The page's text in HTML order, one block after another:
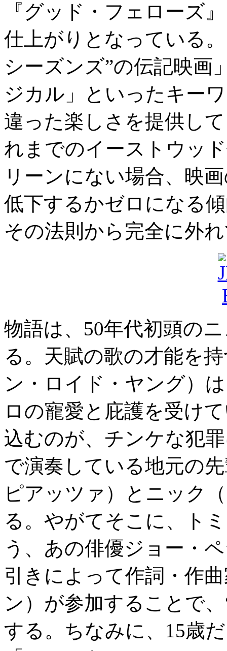
『グッド・フェローズ
仕上がりとなっている
シーズンズ”の伝記映画
ジカル」といったキー
違った楽しさを提供し
れまでのイーストウッ
リーンにない場合、映
低下するかゼロになる
その法則から完全に外
物語は、50年代初頭の
る。天賦の歌の才能を
ン・ロイド・ヤング）
ロの寵愛と庇護を受け
込むのが、チンケな犯
で演奏している地元の
ピアッツァ）とニック
る。やがてそこに、ト
う、あの俳優ジョー・
引きによって作詞・作
ン）が参加することで
する。ちなみに、15歳